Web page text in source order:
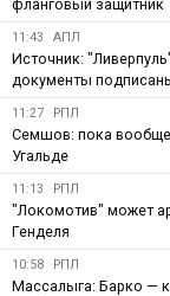
фланговый защитник
11:43 АПЛ
Источник:
документы
11:27 РПЛ
Семшов: пока
Угальде
11:13 РПЛ
"Локомотив" может
Генделя
10:58 РПЛ
Массалыга: Барко —